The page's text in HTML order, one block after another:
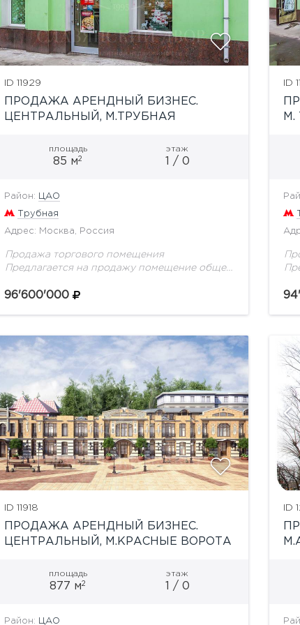
ID 11929
ПРОДАЖА АРЕНДНЫЙ БИЗНЕС.
ЦЕНТРАЛЬНЫЙ, М.ТРУБНАЯ
площадь
85 м2
этаж
1 / 0
Район: ЦАО
Трубная
Адрес: Москва, Россия
Продажа торгового помещения
Предлагается на продажу помещение общей
потолков 3,25 м. Электрическая мощность 60
96'600'000
ID
М.
ID 11918
ПРОДАЖА АРЕНДНЫЙ БИЗНЕС.
ЦЕНТРАЛЬНЫЙ, М.КРАСНЫЕ ВОРОТА
площадь
877 м2
этаж
1 / 0
Район: ЦАО
ID